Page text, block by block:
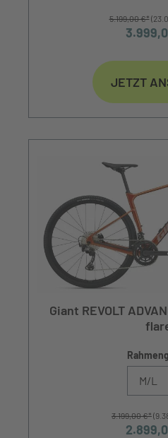
5.199,00 €*
JETZT
Giant REVOLT
M/L
3.199,00 €*